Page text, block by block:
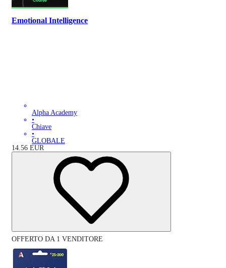
Emotional Intelligence
Alpha Academy
•
Chiave
•
GLOBALE
14.56 EUR
OFFERTO DA 1 VENDITORE